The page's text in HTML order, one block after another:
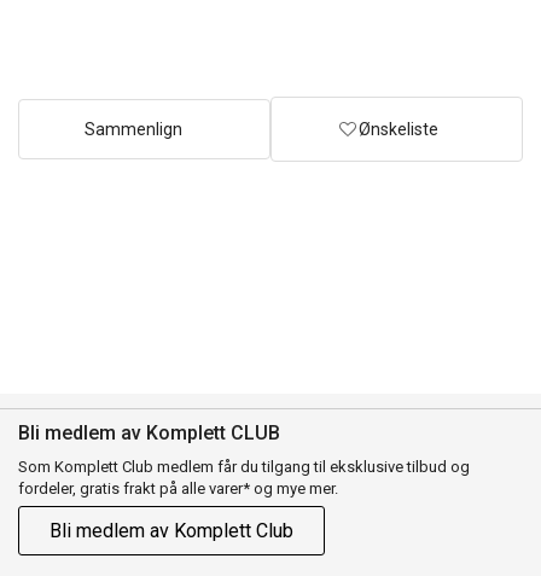
Sammenlign Ønskeliste
Bli medlem av Komplett CLUB
Som Komplett Club medlem får du tilgang til eksklusive tilbud og
fordeler, gratis frakt på alle varer* og mye mer.
Bli medlem av Komplett Club